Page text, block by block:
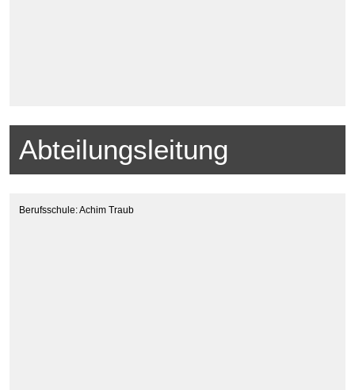
Abteilungsleitung
Berufsschule: Achim Traub